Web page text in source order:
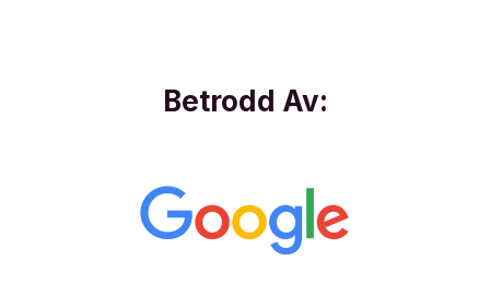
Betrodd Av: